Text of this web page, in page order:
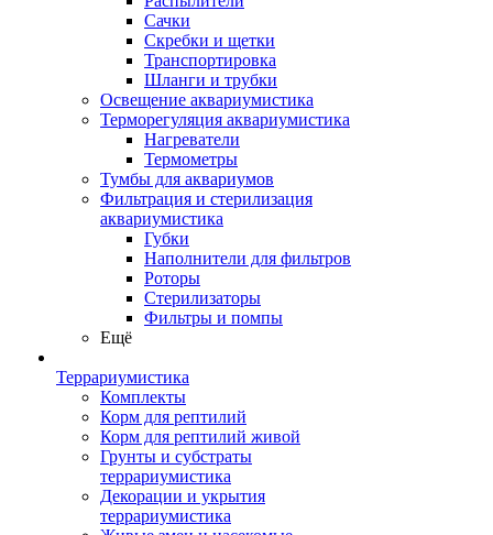
Сачки
Скребки и щетки
Транспортировка
Шланги и трубки
Освещение аквариумистика
Терморегуляция аквариумистика
Нагреватели
Термометры
Тумбы для аквариумов
Фильтрация и стерилизация
аквариумистика
Губки
Наполнители для фильтров
Роторы
Стерилизаторы
Фильтры и помпы
Ещё
Террариумистика
Комплекты
Корм для рептилий
Корм для рептилий живой
Грунты и субстраты
террариумистика
Декорации и укрытия
террариумистика